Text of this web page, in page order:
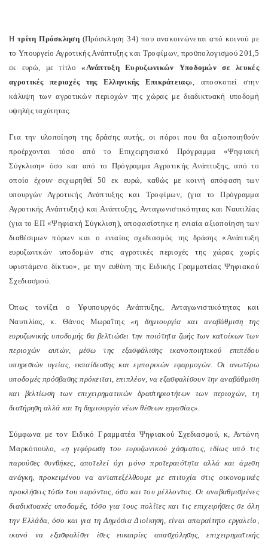
Ητρίτη Πρόσκληση (Πρόσκληση 34) που ανακοινώνεται από κοινού με
το Υπουργείο Αγροτικής Ανάπτυξης και Τροφίμων, προϋπολογισμού 201,5
εκ ευρώ, με τίτλο«Ανάπτυξη Ευρυζωνικών Υποδομών σε λευκές
αγροτικές περιοχές της Ελληνικής Επικράτειας», αποσκοπεί στην
κάλυψη των αγροτικών περιοχών της χώρας με διαδικτυακή υποδομή
υψηλής ταχύτητας.
Για την υλοποίηση της δράσης αυτής, οι πόροι που θα αξιοποιηθούν
προέρχονται τόσο από το Επιχειρησιακό Πρόγραμμα «Ψηφιακή
Σύγκλιση» όσο και από το Πρόγραμμα Αγροτικής Ανάπτυξης, από το
οποίο έχουν εκχωρηθεί 50 εκ ευρώ, καθώς με κοινή απόφαση των
υπουργών Αγροτικής Ανάπτυξης και Τροφίμων, (για το Πρόγραμμα
Αγροτικής Ανάπτυξης) και Ανάπτυξης, Ανταγωνιστικότητας και Ναυτιλίας
(για το ΕΠ «Ψηφιακή Σύγκλιση), αποφασίστηκε η ενιαία αξιοποίηση των
διαθέσιμων πόρων και ο ενιαίος σχεδιασμός της δράσης «Ανάπτυξη
ευρυζωνικών υποδομών στις αγροτικές περιοχές της χώρας χωρίς
υφιστάμενο δίκτυο», με την ευθύνη της Ειδικής Γραμματείας Ψηφιακού
Σχεδιασμού.
Όπως τονίζει ο Υφυπουργός Ανάπτυξης, Ανταγωνιστικότητας και
Ναυτιλίας, κ. Θάνος Μωραΐτης«η δημιουργία και αναβάθμιση της
ευρυζωνικής υποδομής θα βελτιώσει την ποιότητα ζωής των κατοίκων των
περιοχών αυτών, μέσω της εξασφάλισης ικανοποιητικού επιπέδου
υπηρεσιών υγείας, εκπαίδευσης και εμπορικών εφαρμογών. Οι ανωτέρω
υποδομές πρόσβασης πρόκειται, επιπλέον, να εξασφαλίσουν την αναβάθμιση
και βελτίωση των επιχειρηματικών δραστηριοτήτων των περιοχών, τη
διατήρηση αλλά και τη δημιουργία νέων θέσεων εργασίας».
Σύμφωνα με τον Ειδικό Γραμματέα Ψηφιακού Σχεδιασμού, κ, Αντώνη
Μαρκόπουλο, «η γεφύρωση του ευρυζωνικού χάσματος, ιδίως υπό τις
παρούσες συνθήκες, αποτελεί όχι μόνο προτεραιότητα αλλά και άμεση
ανάγκη, προκειμένου να ανταπεξέλθουμε με επιτυχία στις οικονομικές
προκλήσεις τόσο του παρόντος, όσο και του μέλλοντος. Οι αναβαθμισμένες
διαδικτυακές υποδομές, τόσο για τους πολίτες και τις επιχειρήσεις σε όλη
την Ελλάδα, όσο και για τη Δημόσια Διοίκηση, είναι απαραίτητο εργαλείο,
ικανό να εξασφαλίσει ίσες ευκαιρίες απασχόλησης, επιχειρηματικής